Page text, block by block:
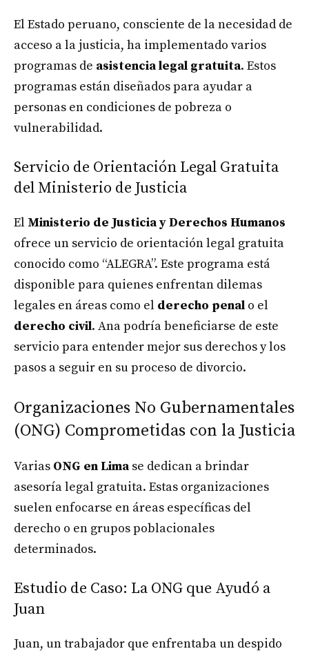
El Estado peruano, consciente de la necesidad de
acceso a la justicia, ha implementado varios
programas de asistencia legal gratuita. Estos
programas están diseñados para ayudar a
personas en condiciones de pobreza o
vulnerabilidad.
Servicio de Orientación Legal Gratuita
del Ministerio de Justicia
El Ministerio de Justicia y Derechos Humanos
ofrece un servicio de orientación legal gratuita
conocido como “ALEGRA”. Este programa está
disponible para quienes enfrentan dilemas
legales en áreas como el derecho penal o el
derecho civil. Ana podría beneficiarse de este
servicio para entender mejor sus derechos y los
pasos a seguir en su proceso de divorcio.
Organizaciones No Gubernamentales
(ONG) Comprometidas con la Justicia
Varias ONG en Limase dedican a brindar
asesoría legal gratuita. Estas organizaciones
suelen enfocarse en áreas específicas del
derecho o en grupos poblacionales
determinados.
Estudio de Caso: La ONG que Ayudó a
Juan
Juan, un trabajador que enfrentaba un despido